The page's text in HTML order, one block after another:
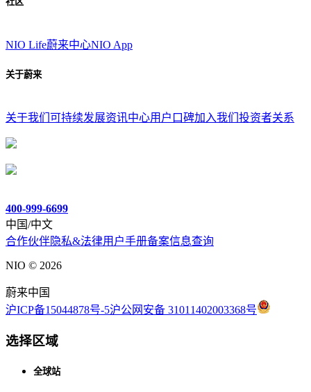
NIO Life蔚来中心NIO App
关于蔚来
关于我们 可持续发展资讯中心用户口碑加入我们 投资者关系
400-999-6699
中国/中文
合作伙伴隐私&法律用户手册备案信息查询
NIO © 2026
蔚来中国
沪ICP备15044878号-5沪公网安备 31011402003368号
选择区域
全球站